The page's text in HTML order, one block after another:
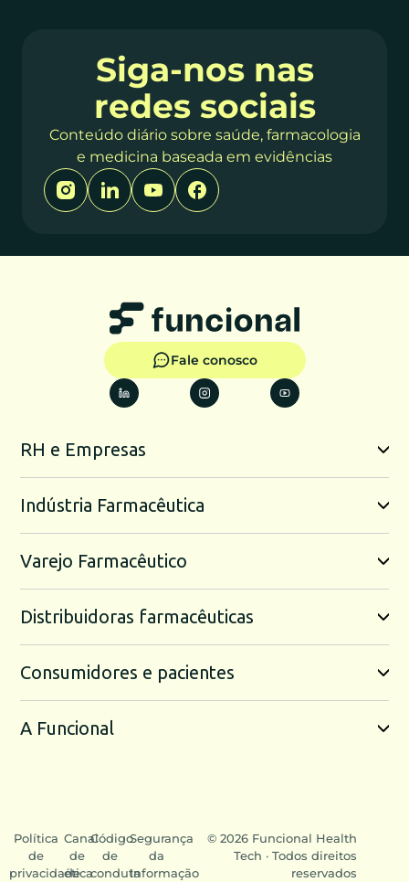
Siga-nos nas
redes sociais
Conteúdo diário sobre saúde, farmacologia
e medicina baseada em evidências
Fale conosco
RH e Empresas
Indústria Farmacêutica
Varejo Farmacêutico
Distribuidoras farmacêuticas
Consumidores e pacientes
A Funcional
Política
de
privacidade
Canal
de
ética
Código
de
conduta
Segurança
da
Informação
© 2026 Funcional Health
Tech · Todos direitos
reservados